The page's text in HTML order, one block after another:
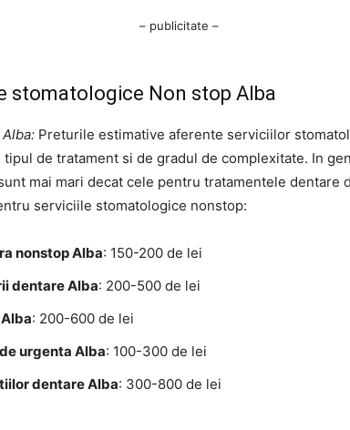
– publicitate –
stomatologice Non stop Alba
Preturile estimative aferente serviciilor
de tratament si de gradul de complexitate. In
mai mari decat cele pentru tratamentele dentare
serviciile stomatologice nonstop:
nonstop Alba: 150-200 de lei
dentare Alba: 200-500 de lei
: 200-600 de lei
urgenta Alba: 100-300 de lei
dentare Alba: 300-800 de lei